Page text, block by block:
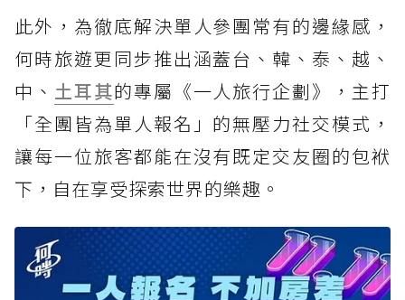
此外，為徹底解決單人參團常有的邊緣感，
何時旅遊更同步推出涵蓋台、韓、泰、越、
中、 土耳其的專屬《一人旅行企劃》，主打
「全團皆為單人報名」的無壓力社交模式，
讓每一位旅客都能在沒有既定交友圈的包袱
下，自在享受探索世界的樂趣。